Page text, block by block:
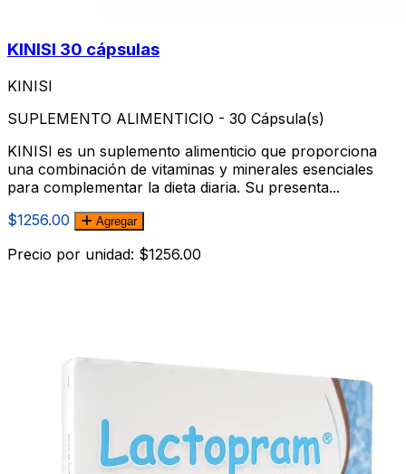
KINISI 30 cápsulas
KINISI
SUPLEMENTO ALIMENTICIO - 30 Cápsula(s)
KINISI es un suplemento alimenticio que proporciona
una combinación de vitaminas y minerales esenciales
para complementar la dieta diaria. Su presenta...
$1256.00
Agregar
Precio por unidad: $1256.00